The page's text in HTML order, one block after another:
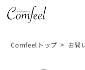
Comfeelトップ > お問